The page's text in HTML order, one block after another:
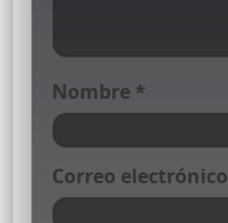
Nombre *
Correo electrónico